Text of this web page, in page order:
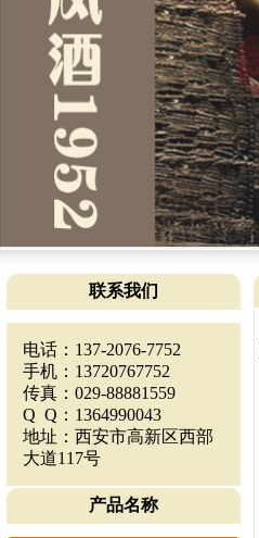
联系我们
电话：137-2076-7752
手机：13720767752
传真：029-88881559
Q Q：1364990043
地址：西安市高新区西部
大道117号
产品名称